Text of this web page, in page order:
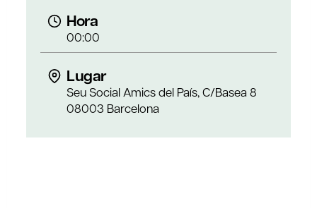
Hora
00:00
Lugar
Seu Social Amics del País, C/Basea 8
08003 Barcelona